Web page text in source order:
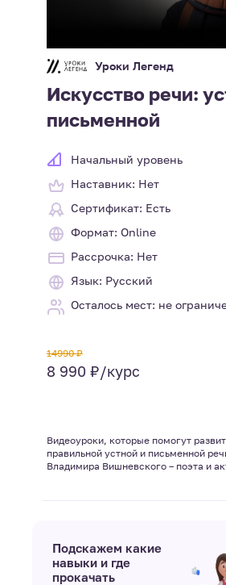
Уроки Легенд
Искусство речи:
письменной
Начальный уровень
Наставник: Нет
Сертификат: Есть
Формат: Online
Рассрочка: Нет
Язык: Русский
Осталось мест: не
14990 ₽
8 990 ₽/курс
Видеоуроки, которые помогут
правильной устной и письменной
Владимира Вишневского – поэта и
Подскажем какие
навыки и где
прокачать